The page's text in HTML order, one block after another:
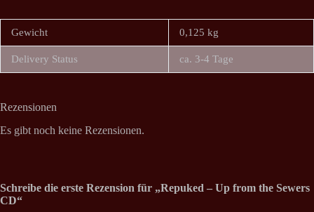
Gewicht 0,125 kg
Delivery Status ca. 3-4 Tage
Rezensionen
Es gibt noch keine Rezensionen.
Schreibe die erste Rezension für „Repuked – Up from the Sewers
CD“